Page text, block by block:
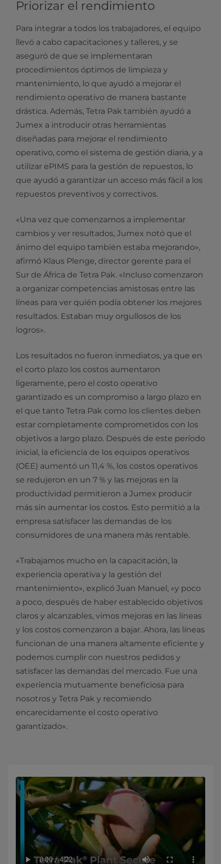
Priorizar el rendimiento
Para integrar a todos los trabajadores, el equipo
llevó a cabo capacitaciones y talleres, y se
aseguró de que se implementaran
procedimientos óptimos de limpieza y
mantenimiento, lo que ayudó a mejorar el
rendimiento operativo de manera bastante
drástica. Además, Tetra Pak también ayudó a
Jumex a introducir otras herramientas
diseñadas para mejorar el rendimiento
operativo, como el sistema de gestión diaria, y a
utilizar ePIMS para la gestión de repuestos, lo
que ayudó a garantizar un acceso más fácil a los
repuestos preventivos y correctivos.
«Una vez que comenzamos a implementar
cambios y ver resultados, Jumex notó que el
ánimo del equipo también estaba mejorando»,
afirmó Klaus Plenge, director gerente para el
Sur de África de Tetra Pak. «Incluso comenzaron
a organizar competencias amistosas entre las
líneas para ver quién podía obtener los mejores
resultados. Estaban muy orgullosos de los
logros».
Los resultados no fueron inmediatos, ya que en
el corto plazo los costos aumentaron
ligeramente, pero el costo operativo
garantizado es un compromiso a largo plazo en
el que tanto Tetra Pak como los clientes deben
estar completamente comprometidos con los
objetivos a largo plazo. Después de este período
inicial, la eficiencia de los equipos operativos
(OEE) aumentó un 11,4 %, los costos operativos
se redujeron en un 7 % y las mejoras en la
productividad permitieron a Jumex producir
más sin aumentar los costos. Esto permitió a la
empresa satisfacer las demandas de los
consumidores de una manera más rentable.
«Trabajamos mucho en la capacitación, la
experiencia operativa y la gestión del
mantenimiento», explicó Juan Manuel, «y poco
a poco, después de haber establecido objetivos
claros y alcanzables, vimos mejoras en las líneas
y los costos comenzaron a bajar. Ahora, las líneas
funcionan de una manera altamente eficiente y
podemos cumplir con nuestros pedidos y
satisfacer las demandas del mercado. Fue una
experiencia mutuamente beneficiosa para
nosotros y Tetra Pak y recomiendo
encarecidamente el costo operativo
garantizado».